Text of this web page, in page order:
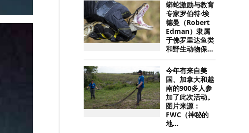
蟒蛇激励与教育
专家罗伯特·埃
德曼（Robert
Edman）隶属
于佛罗里达鱼类
和野生动物保...
今年有来自美
国、加拿大和越
南的900多人参
加了此次活动。
图片来源：
FWC（神秘的
地...